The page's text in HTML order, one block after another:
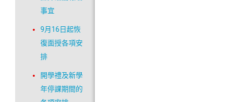
事宜
9月16日起恢
復面授各項安
排
開學禮及新學
年停課期間的